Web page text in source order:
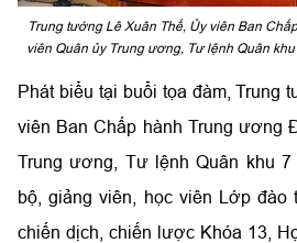
Trung tướng Lê Xuân Thế, Ủy viên Ban
viên Quân ủy Trung ương, Tư lệnh Quân
Phát biểu tại buổi tọa đàm, Trung
viên Ban Chấp hành Trung ương
Trung ương, Tư lệnh Quân khu
bộ, giảng viên, học viên Lớp đào
chiến dịch, chiến lược Khóa 13,